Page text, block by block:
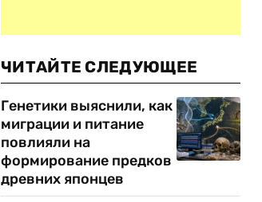
ЧИТАЙТЕ СЛЕДУЮЩЕЕ
Генетики выяснили, как
миграции и питание
повлияли на
формирование предков
древних японцев